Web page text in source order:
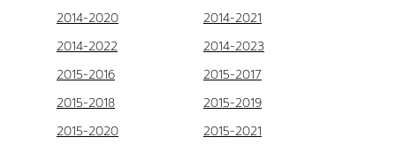
2014-2020
2014-2021
2014-2022
2014-2023
2015-2016
2015-2017
2015-2018
2015-2019
2015-2020
2015-2021